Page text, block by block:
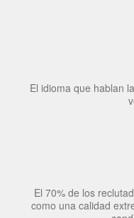
Tener fluidez en
El idioma que hablan